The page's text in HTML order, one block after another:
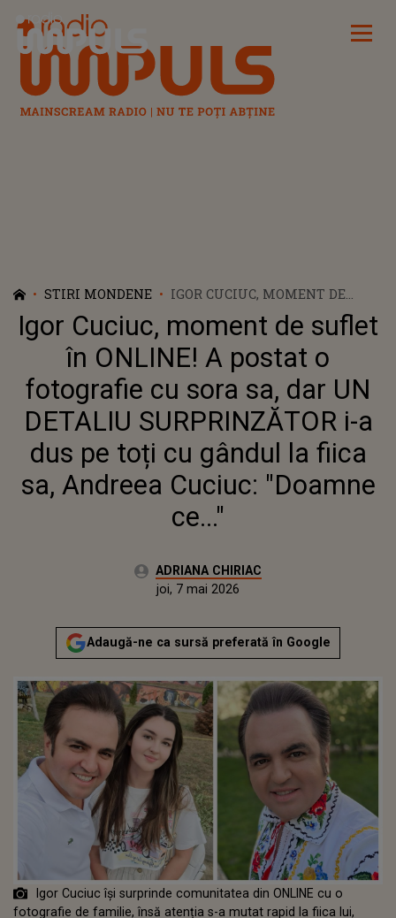
Radio Impuls
STIRI MONDENE
IGOR CUCIUC, MOMENT DE
SUFLET ÎN ONLINE! A POSTAT O
FOTOGRAFIE CU SORA SA, DAR
UN DETALIU SURPRINZĂTOR I-
A DUS PE TOȚI CU GÂNDUL LA
FIICA SA, ANDREEA CUCIUC:
Igor Cuciuc, moment de suflet
în ONLINE! A postat o
fotografie cu sora sa, dar UN
DETALIU SURPRINZĂTOR i-a
dus pe toți cu gândul la fiica
sa, Andreea Cuciuc: "Doamne
ce..."
Autor:ADRIANA CHIRIAC
Actualizat:
joi, 7 mai 2026
Adaugă-ne ca sursă preferată în Google
Igor Cuciuc își surprinde comunitatea din ONLINE cu o
fotografie de familie, însă atenția s-a mutat rapid la fiica lui,